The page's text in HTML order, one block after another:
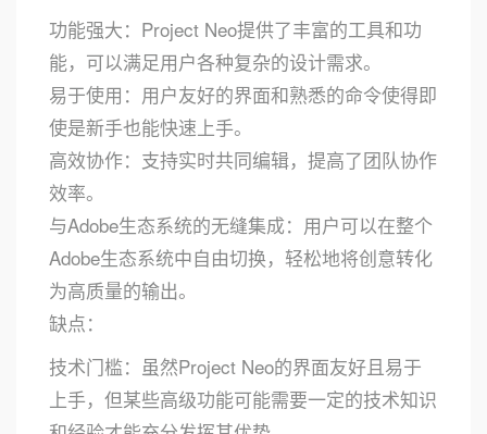
功能强大：Project Neo提供了丰富的工具和功
能，可以满足用户各种复杂的设计需求。
易于使用：用户友好的界面和熟悉的命令使得即
使是新手也能快速上手。
高效协作：支持实时共同编辑，提高了团队协作
效率。
与Adobe生态系统的无缝集成：用户可以在整个
Adobe生态系统中自由切换，轻松地将创意转化
为高质量的输出。
缺点：
技术门槛：虽然Project Neo的界面友好且易于
上手，但某些高级功能可能需要一定的技术知识